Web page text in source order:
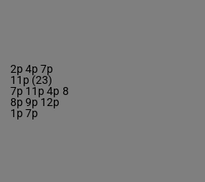
2p 4p 7p
11p (23)
7p 11p 4p
8p 9p 12p
1p 7p
8